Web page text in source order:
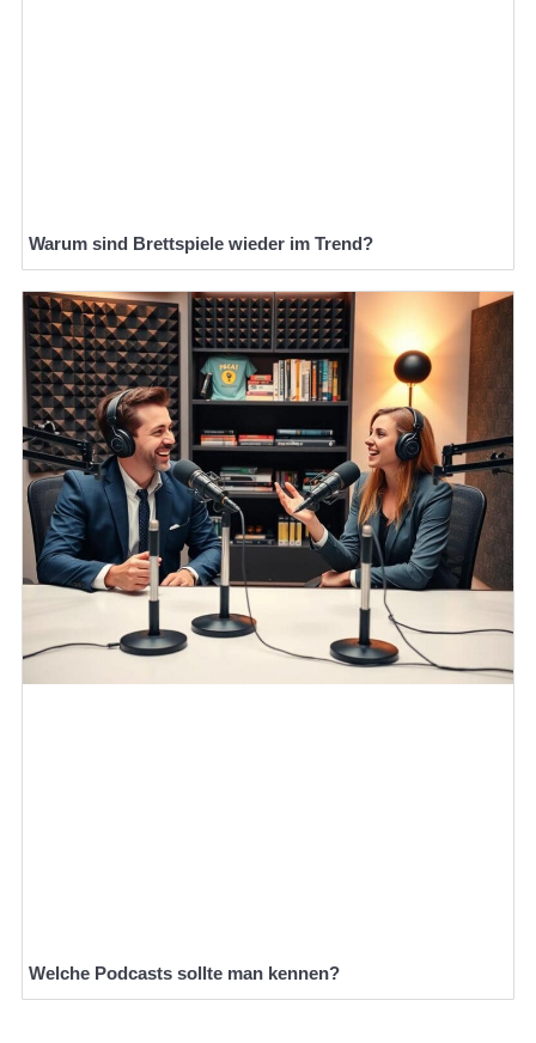
Warum sind Brettspiele wieder im Trend?
Welche Podcasts sollte man kennen?